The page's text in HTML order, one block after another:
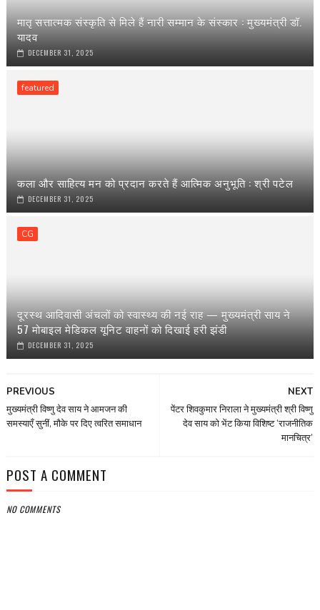
मातृ सत्तात्मक संस्कृति से मिले हैं नारी सम्मान के संस्कार : मुख्यमंत्री डॉ.
यादव
DECEMBER 31, 2025
featured
कला और साहित्य मन को प्रदान करते हैं आत्मिक अनुभूति : श्री पटेल
DECEMBER 31, 2025
CG
दूरस्थ आदिवासी अंचलों को स्वास्थ्य की नई राह — मुख्यमंत्री साय ने
57 मोबाइल मेडिकल यूनिट वाहनों को दिखाई हरी झंडी
DECEMBER 31, 2025
NEXT
पेंटर शिवकुमार निराला ने मुख्यमंत्री श्री विष्णु
देव साय को भेंट किया विशिष्ट ‘राजनीतिक
मानचित्र’
PREVIOUS
मुख्यमंत्री विष्णु देव साय ने आमजन की
समस्याएँ सुनीं, मौके पर दिए त्वरित समाधान
POST A COMMENT
NO COMMENTS